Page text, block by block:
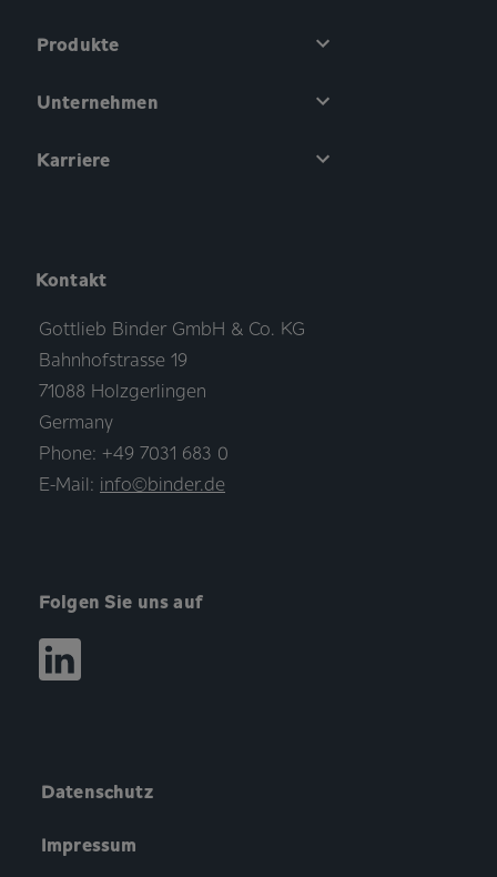
Produkte
Unternehmen
Karriere
Kontakt
Gottlieb Binder GmbH & Co. KG
Bahnhofstrasse 19
71088 Holzgerlingen
Germany
Phone: +49 7031 683 0
E-Mail: info©binder.de
Folgen Sie uns auf
Datenschutz
Impressum